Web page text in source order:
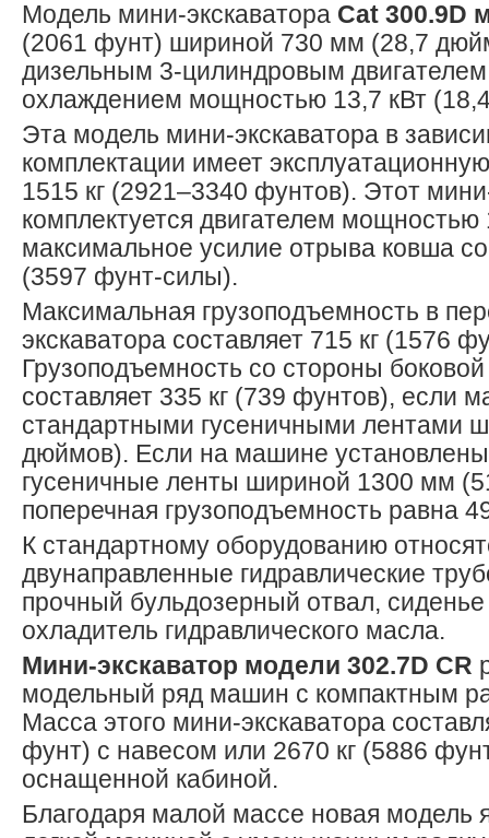
Модель мини-экскаватора Cat 300.9D
(2061 фунт) шириной 730 мм (28,7
дизельным 3-цилиндровым
охлаждением мощностью 13,7 кВт
Эта модель мини-экскаватора в
комплектации имеет
1515 кг (2921–3340 фунтов). Этот
комплектуется двигателем мощностью
максимальное усилие отрыва ковша
(3597 фунт-силы).
Максимальная грузоподъемность в
экскаватора составляет 715 кг (1576
Грузоподъемность со стороны
составляет 335 кг (739 фунтов), если
стандартными гусеничными лентами
дюймов). Если на машине
гусеничные ленты шириной 1300 мм
поперечная грузоподъемность равна
К стандартному оборудованию
двунаправленные гидравлические
прочный бульдозерный отвал, сиденье
охладитель гидравлического масла.
Мини-экскаватор модели 302.7D CR
модельный ряд машин с компактным
Масса этого мини-экскаватора
фунт) с навесом или 2670 кг (5886
оснащенной кабиной.
Благодаря малой массе новая модель